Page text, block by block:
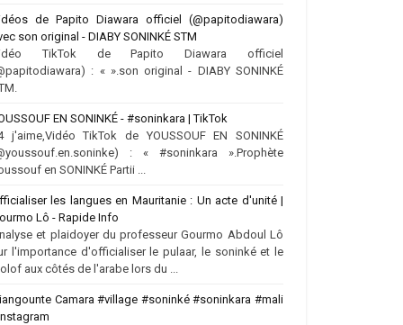
de Papito Diawara officiel (@papitodiawara)
son original - DIABY SONINKÉ STM
TikTok de Papito Diawara officiel
: « ».son original - DIABY SONINKÉ
EN SONINKÉ - #soninkara | TikTok
j'aime,Vidéo TikTok de YOUSSOUF EN SONINKÉ
: « #soninkara ».Prophète
en SONINKÉ Partii ...
les langues en Mauritanie : Un acte d'unité |
Lô - Rapide Info
et plaidoyer du professeur Gourmo Abdoul Lô
l'importance d'officialiser le pulaar, le soninké et le
aux côtés de l'arabe lors du ...
Camara #village #soninké #soninkara #mali